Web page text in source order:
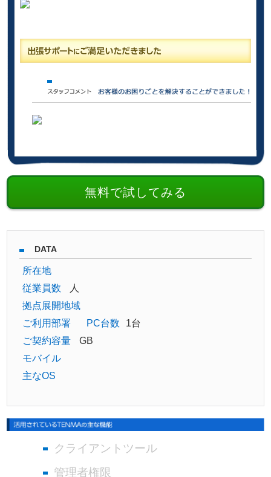
無料で試してみる
DATA
所在地
従業員数
人
拠点展開地域
ご利用部署
PC台数
1台
ご契約容量
GB
モバイル
主なOS
クライアントツール
管理者権限